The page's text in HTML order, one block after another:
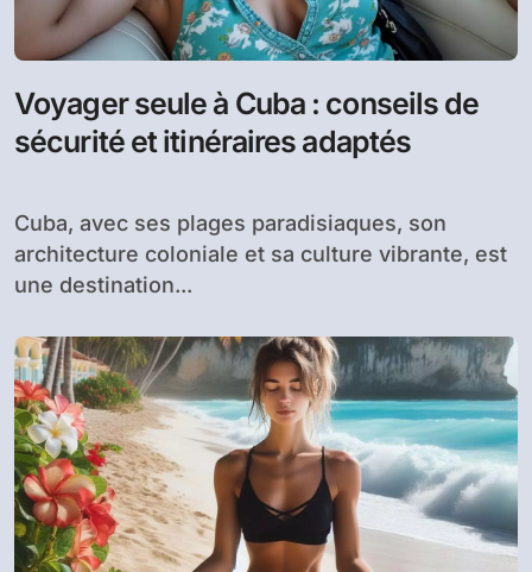
Voyager seule à Cuba : conseils de
sécurité et itinéraires adaptés
Cuba, avec ses plages paradisiaques, son
architecture coloniale et sa culture vibrante, est
une destination...